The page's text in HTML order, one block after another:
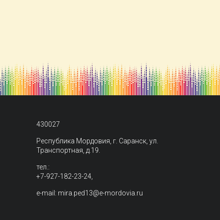
430027
Республика Мордовия, г. Саранск, ул.
Транспортная, д.19.
тел.:
+7-927-182-23-24,
e-mail: mira.ped13@e-mordovia.ru